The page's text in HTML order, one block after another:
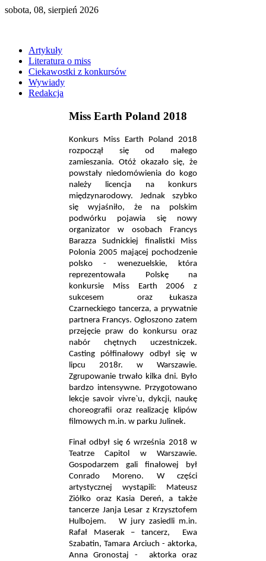
sobota, 08, sierpień 2026
Artykuły
Literatura o miss
Ciekawostki z konkursów
Wywiady
Redakcja
Miss Earth Poland 2018
Konkurs Miss Earth Poland 2018
rozpoczął się od małego
zamieszania. Otóż okazało się, że
powstały niedomówienia do kogo
należy licencja na konkurs
międzynarodowy. Jednak szybko
się wyjaśniło, że na polskim
podwórku pojawia się nowy
organizator w osobach Francys
Barazza Sudnickiej finalistki Miss
Polonia 2005 mającej pochodzenie
polsko - wenezuelskie, która
reprezentowała Polskę na
konkursie Miss Earth 2006 z
sukcesem
oraz Łukasza
Czarneckiego tancerza, a prywatnie
partnera Francys. Ogłoszono zatem
przejęcie praw do konkursu oraz
nabór chętnych uczestniczek.
Casting półfinałowy odbył się w
lipcu 2018r. w Warszawie.
Zgrupowanie trwało kilka dni. Było
bardzo intensywne. Przygotowano
lekcje savoir vivre`u, dykcji, naukę
choreografii oraz realizację klipów
filmowych m.in. w parku Julinek.
Finał odbył się 6 września 2018 w
Teatrze Capitol w Warszawie.
Gospodarzem gali finałowej był
Conrado Moreno. W części
artystycznej wystąpili: Mateusz
Ziółko oraz Kasia Dereń, a także
tancerze Janja Lesar z Krzysztofem
Hulbojem.
W jury zasiedli m.in.
Rafał Maserak – tancerz,
Ewa
Szabatin, Tamara Arciuch - aktorka,
Anna Gronostaj -
aktorka oraz